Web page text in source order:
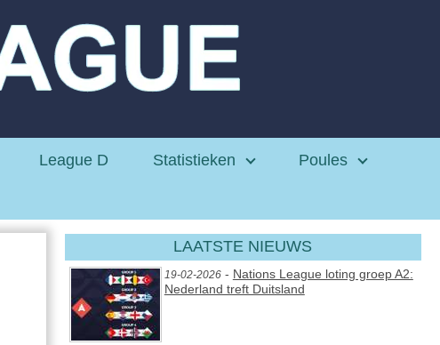
League D Statistieken Poules
LAATSTE NIEUWS
19-02-2026- Nations League loting groep A2:
Nederland treft Duitsland